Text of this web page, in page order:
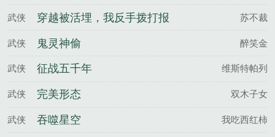
备）
武侠
穿越被活埋，我反手拨打报
警电话
苏不裁
武侠 鬼灵神偷 醉笑金
武侠 征战五千年 维斯特帕列
武侠 完美形态 双木子女
武侠 吞噬星空 我吃西红柿